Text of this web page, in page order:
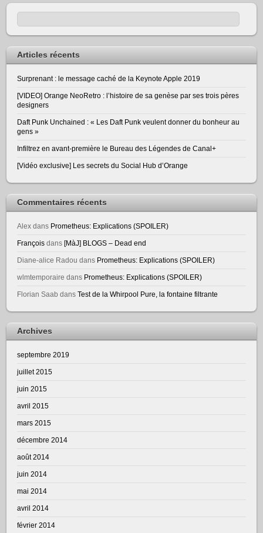
Articles récents
Surprenant : le message caché de la Keynote Apple 2019
[VIDEO] Orange NeoRetro : l’histoire de sa genèse par ses trois pères
designers
Daft Punk Unchained : « Les Daft Punk veulent donner du bonheur au
gens »
Infiltrez en avant-première le Bureau des Légendes de Canal+
[Vidéo exclusive] Les secrets du Social Hub d’Orange
Commentaires récents
Alex dans Prometheus: Explications (SPOILER)
François dans[MàJ] BLOGS – Dead end
Diane-alice Radou dans Prometheus: Explications (SPOILER)
wlmtemporaire dans Prometheus: Explications (SPOILER)
Florian Saab dansTest de la Whirpool Pure, la fontaine filtrante
Archives
septembre 2019
juillet 2015
juin 2015
avril 2015
mars 2015
décembre 2014
août 2014
juin 2014
mai 2014
avril 2014
février 2014